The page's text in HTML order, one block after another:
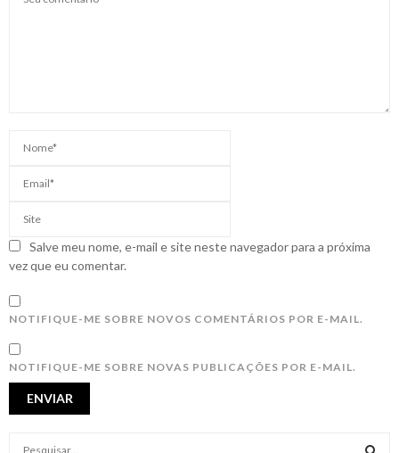
Salve meu nome, e-mail e site neste navegador para a próxima
vez que eu comentar.
NOTIFIQUE-ME SOBRE NOVOS COMENTÁRIOS POR E-MAIL.
NOTIFIQUE-ME SOBRE NOVAS PUBLICAÇÕES POR E-MAIL.